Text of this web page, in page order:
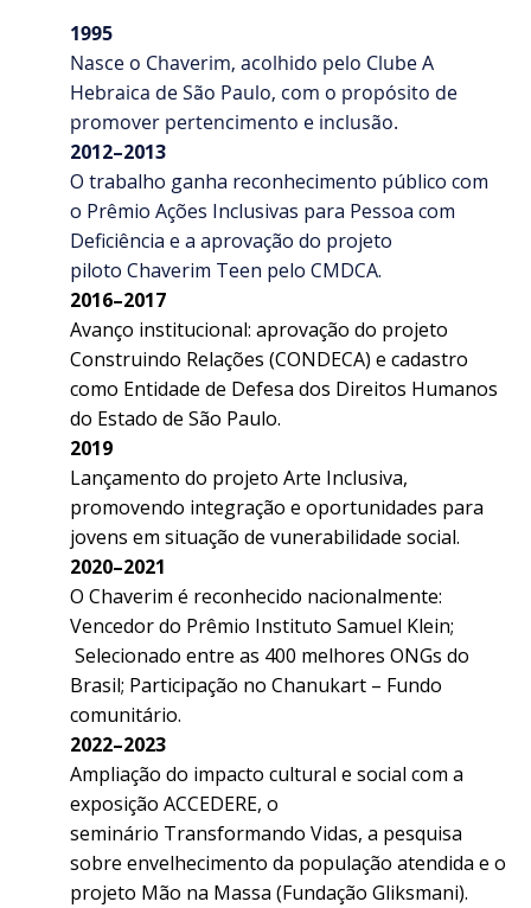
1995
Nasce o Chaverim, acolhido pelo Clube A
Hebraica de São Paulo, com o propósito de
promover pertencimento e inclusão.
2012–2013
O trabalho ganha reconhecimento público com
o Prêmio Ações Inclusivas para Pessoa com
Deficiência e a aprovação do projeto
piloto Chaverim Teen pelo CMDCA.
2016–2017
Avanço institucional: aprovação do projeto
Construindo Relações (CONDECA) e cadastro
como Entidade de Defesa dos Direitos Humanos
do Estado de São Paulo.
2019
Lançamento do projeto Arte Inclusiva,
promovendo integração e oportunidades para
jovens em situação de vunerabilidade social.
2020–2021
O Chaverim é reconhecido nacionalmente:
Vencedor do Prêmio Instituto Samuel Klein;
Selecionado entre as 400 melhores ONGs do
Brasil; Participação no Chanukart – Fundo
comunitário.
2022–2023
Ampliação do impacto cultural e social com a
exposição ACCEDERE, o
seminário Transformando Vidas, a pesquisa
sobre envelhecimento da população atendida e o
projeto Mão na Massa (Fundação Gliksmani).